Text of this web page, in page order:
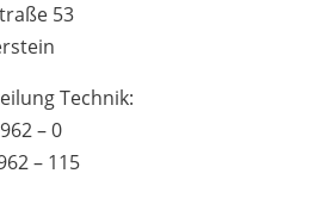
53
Technik:
– 0
– 115